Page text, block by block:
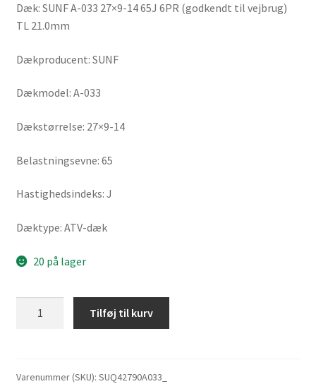
Dæk: SUNF A-033 27×9-14 65J 6PR (godkendt til vejbrug)
TL 21.0mm
Dækproducent: SUNF
Dækmodel: A-033
Dækstørrelse: 27×9-14
Belastningsevne: 65
Hastighedsindeks: J
Dæktype: ATV-dæk
20 på lager
14
Tilføj til kurv
Varenummer (SKU): SUQ42790A033_